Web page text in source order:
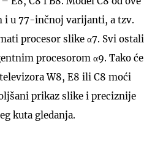
i u 77-inčnoj varijanti, a tzv.
procesor slike α7. Svi ostali
procesorom α9. Tako će
W8, E8 ili C8 moći
prikaz slike i preciznije
kuta gledanja.